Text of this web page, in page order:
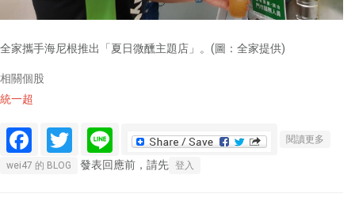
全家攜手海尼根推出「夏日微醺主題店」。(圖：全家提供)
相關個股
統一超
Facebook
Twitter
Line 閱讀更多
wei47 的 BLOG 發表回應前，請先 登入